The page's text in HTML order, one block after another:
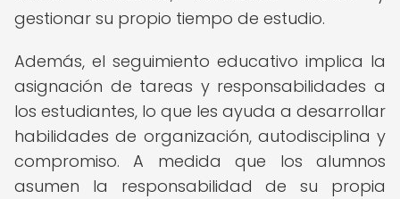
gestionar su propio tiempo de estudio.
Además, el seguimiento educativo implica la
asignación de tareas y responsabilidades a
los estudiantes, lo que les ayuda a desarrollar
habilidades de organización, autodisciplina y
compromiso. A medida que los alumnos
asumen la responsabilidad de su propia